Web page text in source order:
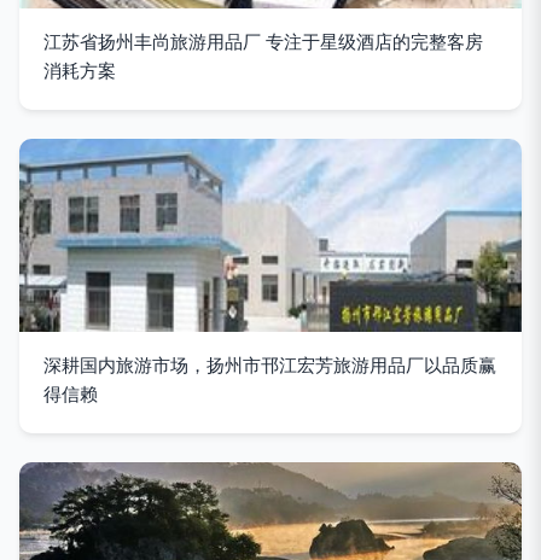
江苏省扬州丰尚旅游用品厂 专注于星级酒店的完整客房
消耗方案
深耕国内旅游市场，扬州市邗江宏芳旅游用品厂以品质赢
得信赖